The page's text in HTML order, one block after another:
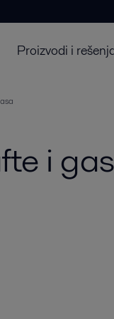
Proizvodi i
i